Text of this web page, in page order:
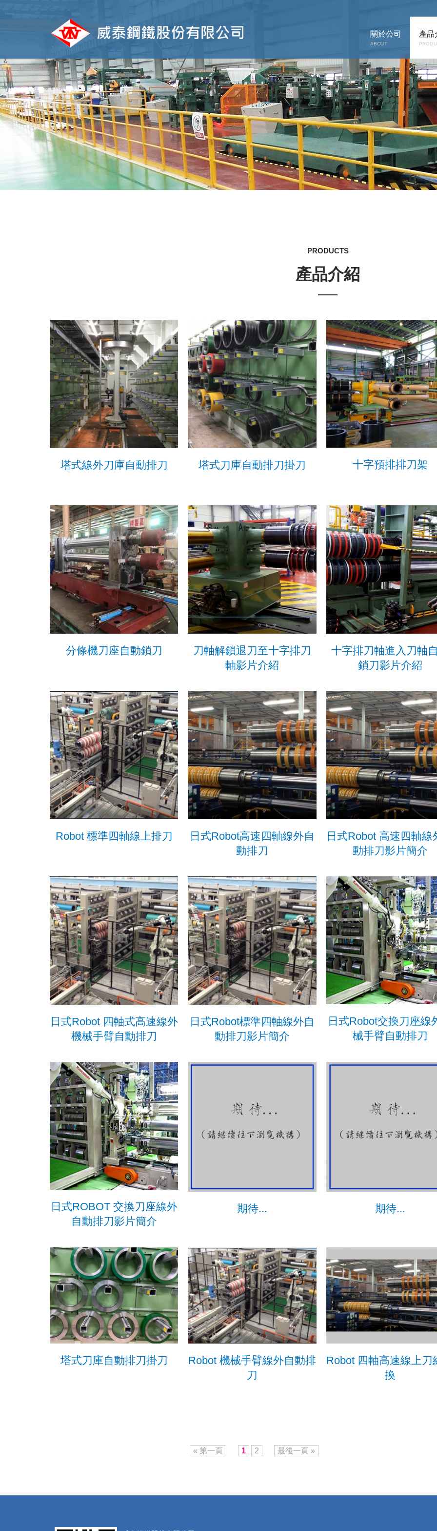
關於公司
ABOUT
產品
PRODUCTS
產品介紹
塔式線外刀庫自動排刀 塔式刀庫自動排刀掛刀 十字預排排刀架
分條機刀座自動鎖刀
刀軸解鎖退刀至十字排刀
軸影片介紹
十字排刀軸進入刀軸
鎖刀影片介紹
Robot 標準四軸線上排刀
日式Robot高速四軸線外自
動排刀
日式Robot 高速四軸線
動排刀影片簡介
日式Robot 四軸式高速線外
機械手臂自動排刀
日式Robot標準四軸線外自
動排刀影片簡介
日式Robot交換刀座線
械手臂自動排刀
日式ROBOT 交換刀座線外
自動排刀影片簡介
期待... 期待...
塔式刀庫自動排刀掛刀
Robot 機械手臂線外自動排
刀
Robot 四軸高速線上刀
換
« 第一頁 1 2 最後一頁 »